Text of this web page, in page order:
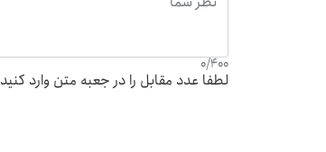
0/400
لطفا عدد مقابل را در جعبه متن وارد کنید